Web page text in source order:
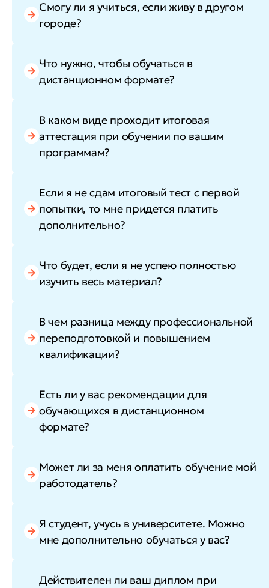
Смогу ли я учиться, если живу в другом
городе?
Что нужно, чтобы обучаться в
дистанционном формате?
В каком виде проходит итоговая
аттестация при обучении по вашим
программам?
Если я не сдам итоговый тест с первой
попытки, то мне придется платить
дополнительно?
Что будет, если я не успею полностью
изучить весь материал?
В чем разница между профессиональной
переподготовкой и повышением
квалификации?
Есть ли у вас рекомендации для
обучающихся в дистанционном
формате?
Может ли за меня оплатить обучение мой
работодатель?
Я студент, учусь в университете. Можно
мне дополнительно обучаться у вас?
Действителен ли ваш диплом при